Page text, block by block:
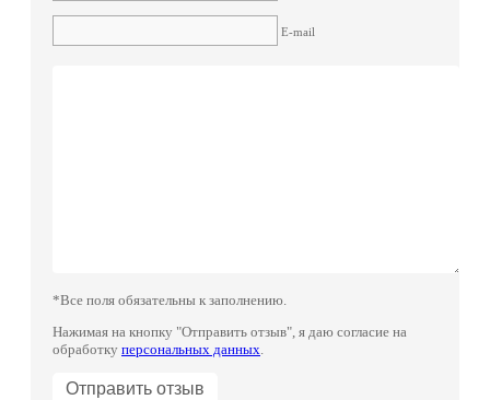
E-mail
*Все поля обязательны к заполнению.
Нажимая на кнопку "Отправить отзыв", я даю согласие на
обработку персональных данных